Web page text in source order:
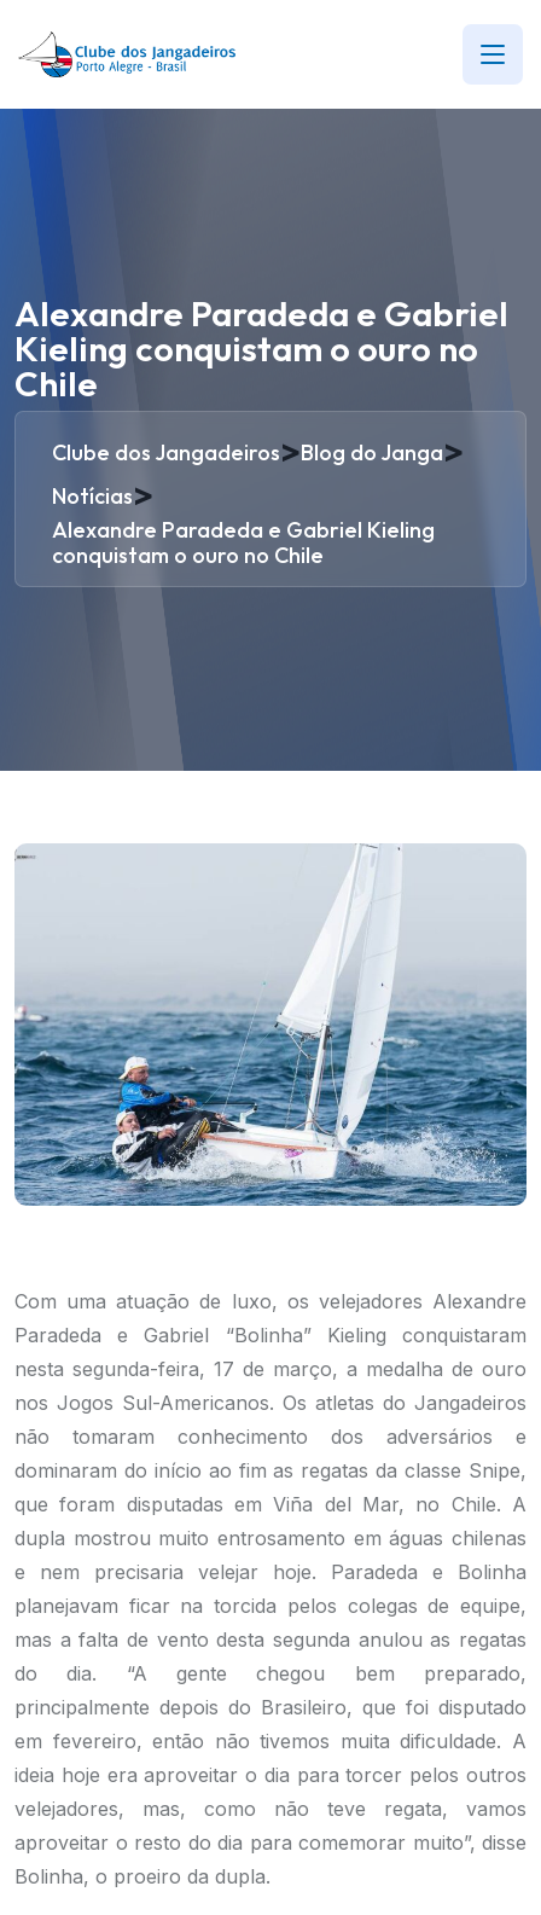
Alexandre Paradeda e Gabriel
Kieling conquistam o ouro no
Chile
Clube dos Jangadeiros>Blog do Janga>
Notícias>
Alexandre Paradeda e Gabriel Kieling
conquistam o ouro no Chile
Com uma atuação de luxo, os velejadores Alexandre
Paradeda e Gabriel “Bolinha” Kieling conquistaram
nesta segunda-feira, 17 de março, a medalha de ouro
nos Jogos Sul-Americanos. Os atletas do Jangadeiros
não tomaram conhecimento dos adversários e
dominaram do início ao fim as regatas da classe Snipe,
que foram disputadas em Viña del Mar, no Chile. A
dupla mostrou muito entrosamento em águas chilenas
e nem precisaria velejar hoje. Paradeda e Bolinha
planejavam ficar na torcida pelos colegas de equipe,
mas a falta de vento desta segunda anulou as regatas
do dia. “A gente chegou bem preparado,
principalmente depois do Brasileiro, que foi disputado
em fevereiro, então não tivemos muita dificuldade. A
ideia hoje era aproveitar o dia para torcer pelos outros
velejadores, mas, como não teve regata, vamos
aproveitar o resto do dia para comemorar muito”, disse
Bolinha, o proeiro da dupla.